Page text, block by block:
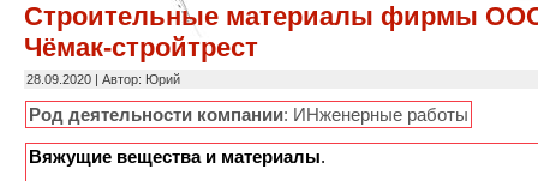
Строительные материалы фирмы
Чёмак-стройтрест
28.09.2020 | Автор: Юрий
Род деятельности компании: ИНженерные работы
Вяжущие вещества и материалы.